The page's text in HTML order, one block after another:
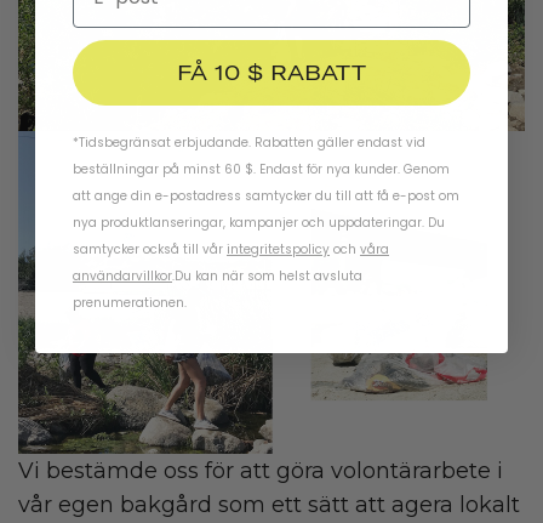
Vi bestämde oss för att göra volontärarbete i
vår egen bakgård som ett sätt att agera lokalt
FÅ 10 $ RABATT
*Tidsbegränsat erbjudande. Rabatten gäller endast vid
beställningar på minst 60 $. Endast för nya kunder. Genom
att ange din e-postadress samtycker du till att få e-post om
nya produktlanseringar, kampanjer och uppdateringar. Du
samtycker också till vår integritetspolicy och våra
användarvillkor.Du kan när som helst avsluta
prenumerationen.